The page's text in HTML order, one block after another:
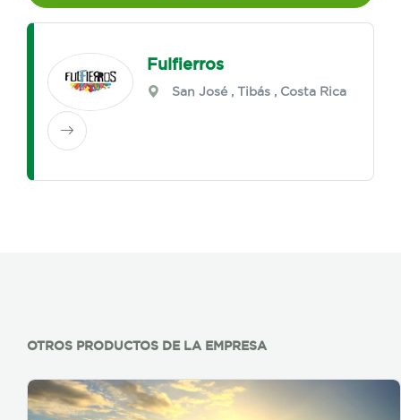
Fulfierros
San José ,Tibás , Costa Rica
OTROS PRODUCTOS DE LA EMPRESA